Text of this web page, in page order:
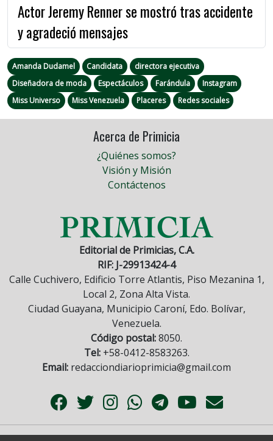
Actor Jeremy Renner se mostró tras accidente
y agradeció mensajes
Amanda Dudamel Candidata
directora ejecutiva
Diseñadora de moda
Espectáculos Farándula
Instagram
Miss Universo
Miss Venezuela Placeres Redes sociales
Acerca de Primicia
¿Quiénes somos?
Visión y Misión
Contáctenos
Editorial de Primicias, C.A.
RIF: J-29913424-4
Calle Cuchivero, Edificio Torre Atlantis, Piso Mezanina 1,
Local 2, Zona Alta Vista.
Ciudad Guayana, Municipio Caroní, Edo. Bolívar,
Venezuela.
Código postal:8050.
Tel:+58-0412-8583263.
Email: redacciondiarioprimicia@gmail.com